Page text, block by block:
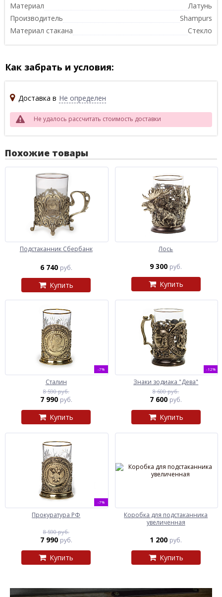
Материал
Латунь
Производитель
Shampurs
Материал стакана
Стекло
Как забрать и условия:
Доставка в Не определен
Не удалось рассчитать стоимость доставки
Похожие товары
Подстаканник Сбербанк
6 740 руб.
Купить
Лось
9 300 руб.
Купить
-7%
Сталин
8 590 руб.
7 990 руб.
Купить
-12%
Знаки зодиака "Дева"
8 600 руб.
7 600 руб.
Купить
-7%
Прокуратура РФ
8 590 руб.
7 990 руб.
Купить
Коробка для подстаканника
увеличенная
1 200 руб.
Купить